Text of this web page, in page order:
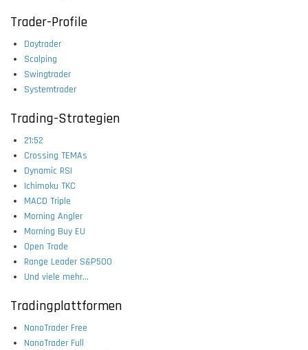
Trader-Profile
Daytrader
Scalping
Swingtrader
Systemtrader
Trading-Strategien
21:52
Crossing TEMAs
Dynamic RSI
Ichimoku TKC
MACD Triple
Morning Angler
Morning Buy EU
Open Trade
Range Leader S&P500
Und viele mehr...
Tradingplattformen
NanoTrader Free
NanoTrader Full